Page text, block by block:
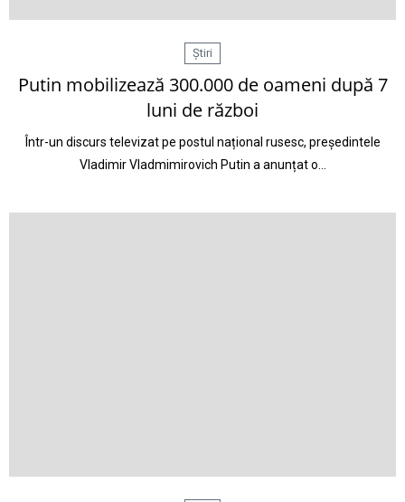
Știri
Putin mobilizează 300.000 de oameni după 7
luni de război
Într-un discurs televizat pe postul național rusesc, președintele
Vladimir Vladmimirovich Putin a anunțat o…